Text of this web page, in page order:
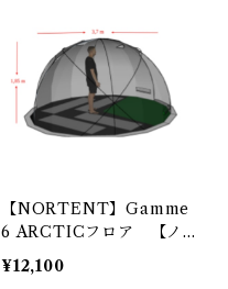
【NORTENT】Gamme
6 ARCTICフロア 【ノ
ルテントギャム6/アークテ
ィック】
¥12,100